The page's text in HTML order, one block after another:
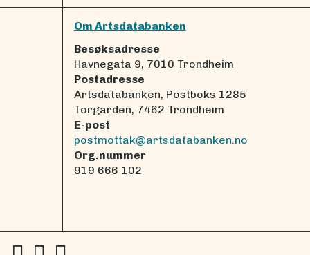
Om Artsdatabanken
Besøksadresse
Havnegata 9, 7010 Trondheim
Postadresse
Artsdatabanken, Postboks 1285
Torgarden, 7462 Trondheim
E-post
postmottak@artsdatabanken.no
Org.nummer
919 666 102